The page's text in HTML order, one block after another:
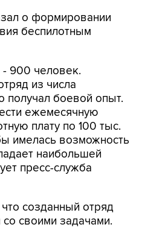
о формировании
беспилотным
- 900 человек.
из числа
получал боевой опыт.
ежемесячную
плату по 100 тыс.
имелась возможность
наибольшей
пресс-служба
созданный отряд
своими задачами.